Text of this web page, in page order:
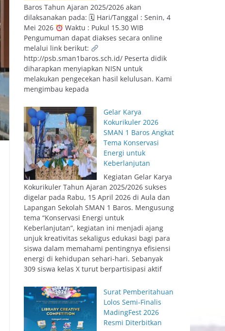
Baros Tahun Ajaran 2025/2026 akan
dilaksanakan pada: 🗓 Hari/Tanggal : Senin, 4
Mei 2026
Waktu : Pukul 15.30 WIB
Pengumuman dapat diakses secara online
melalui link berikut:
http://psb.sman1baros.sch.id/ Peserta didik
diharapkan menyiapkan NISN untuk
melakukan pengecekan hasil kelulusan. Kami
mengimbau kepada
Gelar Karya
Kokurikuler 2026
SMAN 1 Baros Angkat
Tema Konservasi
Energi untuk
Keberlanjutan
Kegiatan Gelar Karya
Kokurikuler Tahun Ajaran 2025/2026 sukses
digelar pada Rabu, 15 April 2026 di Aula dan
Lapangan Sekolah SMAN 1 Baros. Mengusung
tema “Konservasi Energi untuk
Keberlanjutan”, kegiatan ini menjadi ajang
unjuk kreativitas sekaligus edukasi bagi para
siswa dalam memahami pentingnya efisiensi
energi di kehidupan sehari-hari. Sebanyak
309 siswa kelas X turut berpartisipasi aktif
Surat Pemberitahuan
Lolos Semi-Finalis
MadingFest 2026
Resmi Diterbitkan